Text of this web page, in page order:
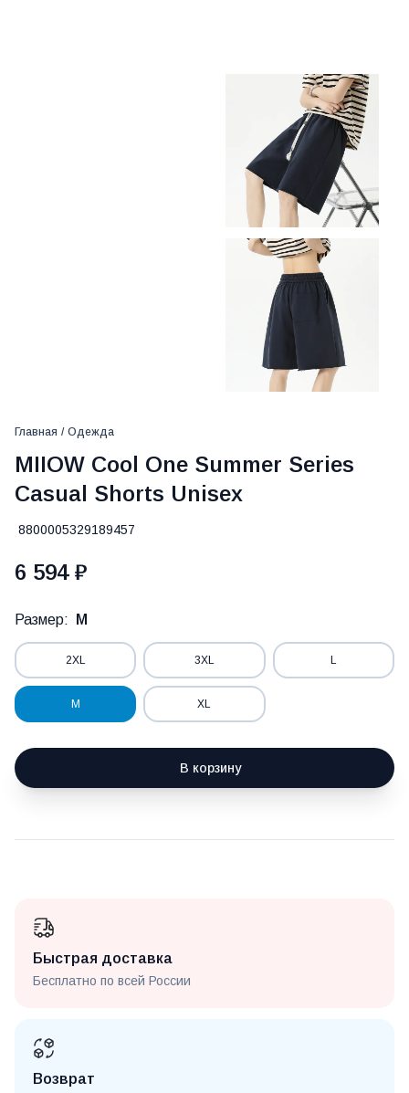
Главная / Одежда
MIIOW Cool One Summer Series
Casual Shorts Unisex
8800005329189457
6 594 ₽
Размер: M
2XL 3XL L
M XL
В корзину
Быстрая доставка
Бесплатно по всей России
Возврат